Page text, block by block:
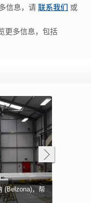
信息，请 联系我们 或
更多信息，包括
(Belzona)，帮